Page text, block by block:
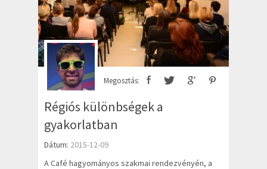
Megosztás:
Régiós különbségek a
gyakorlatban
Dátum: 2015-12-09
A Café hagyományos szakmai rendezvényén, a